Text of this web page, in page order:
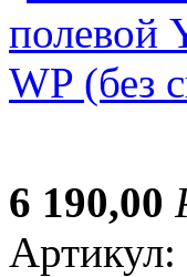
6 190,00
Артикул: